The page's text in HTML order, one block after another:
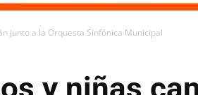
junto a la Orquesta Sinfónica Municipal